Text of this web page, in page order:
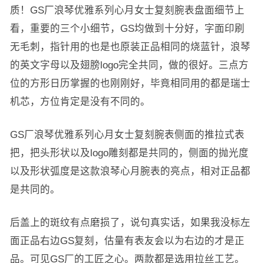
质！GS厂浪琴优雅系列心月女士复刻腕表盘面细节上
看，重要的三个小细节，GS均做到十分好，字面印刷
无毛刺，指针用的也是也原装正品相同的烧蓝针，浪琴
的英文字母以及翅膀logo完全共同，做的很好。三点方
位的方形日历掌握的也刚刚好，毕竟相同用的都是瑞士
机芯，方位肯定是没有不同的。
GS厂浪琴优雅系列心月女士复刻腕表侧面的推拉式表
把，把头形状以及logo雕刻都是共同的，侧面的抛光度
以及形状弧度是这款浪琴心月腕表的亮点，相对正品都
是共同的。
后盖上的斑纹有点磨损了，说句真实话，如果我没标左
面正品右边GS复刻，估量有表友会以为右边的才是正
品。可见GS厂的工匠之心。两款都是选用拉丝工艺。